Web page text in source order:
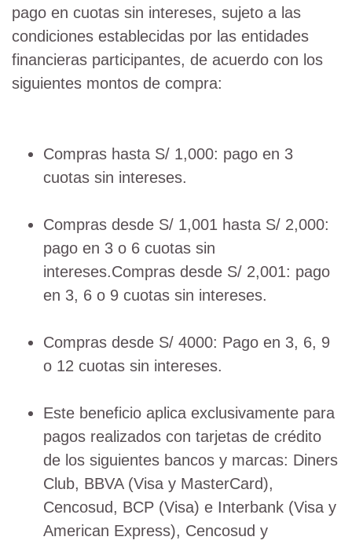
pago en cuotas sin intereses, sujeto a las
condiciones establecidas por las entidades
financieras participantes, de acuerdo con los
siguientes montos de compra:
Compras hasta S/ 1,000: pago en 3
cuotas sin intereses.
Compras desde S/ 1,001 hasta S/ 2,000:
pago en 3 o 6 cuotas sin
intereses.Compras desde S/ 2,001: pago
en 3, 6 o 9 cuotas sin intereses.
Compras desde S/ 4000: Pago en 3, 6, 9
o 12 cuotas sin intereses.
Este beneficio aplica exclusivamente para
pagos realizados con tarjetas de crédito
de los siguientes bancos y marcas: Diners
Club, BBVA (Visa y MasterCard),
Cencosud, BCP (Visa) e Interbank (Visa y
American Express), Cencosud y